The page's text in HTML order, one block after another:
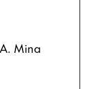
Mina